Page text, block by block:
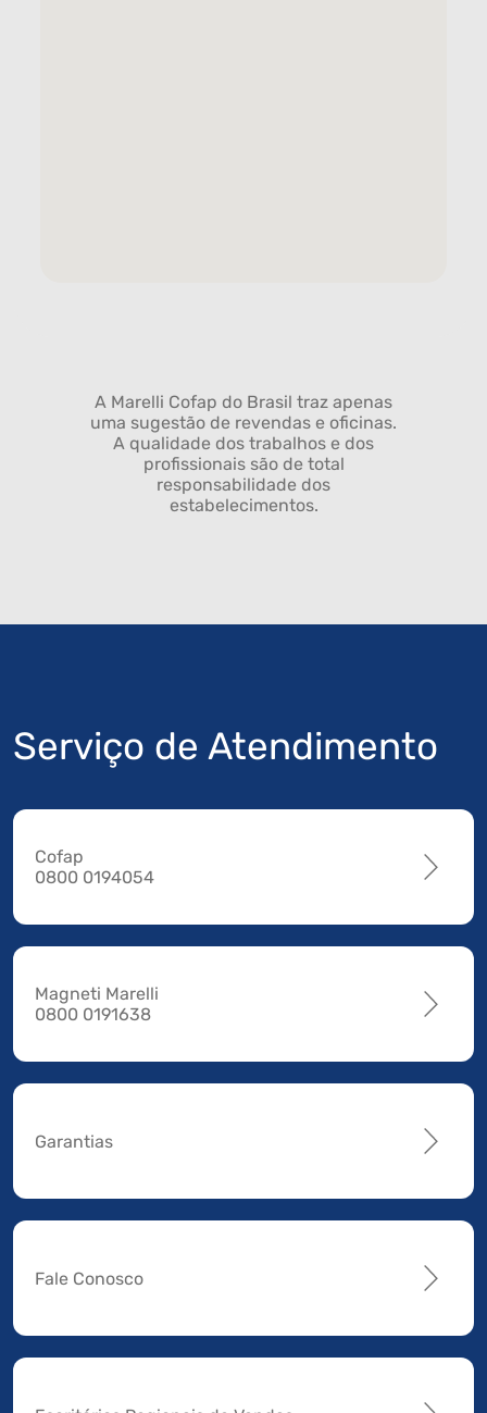
A Marelli Cofap do Brasil traz apenas
uma sugestão de revendas e oficinas.
A qualidade dos trabalhos e dos
profissionais são de total
responsabilidade dos
estabelecimentos.
Serviço de Atendimento
Cofap
0800 0194054
Magneti Marelli
0800 0191638
Garantias
Fale Conosco